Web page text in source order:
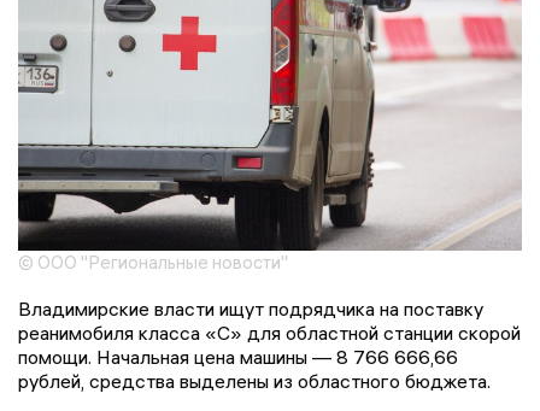
© ООО "Региональные новости"
Владимирские власти ищут подрядчика на поставку
реанимобиля класса «С» для областной станции скорой
помощи. Начальная цена машины — 8 766 666,66
рублей, средства выделены из областного бюджета.